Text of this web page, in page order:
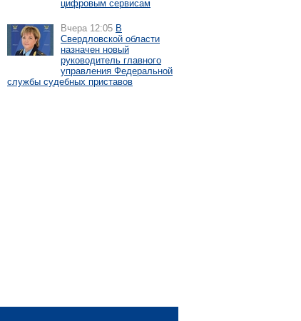
цифровым сервисам
Вчера 12:05 В
Свердловской области
назначен новый
руководитель главного
управления Федеральной
службы судебных приставов